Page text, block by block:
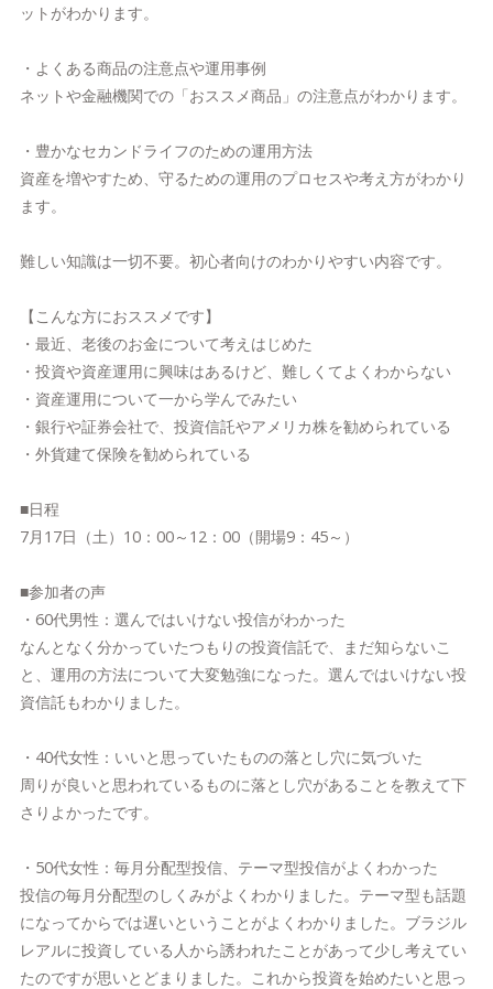
ットがわかります。
・よくある商品の注意点や運用事例
ネットや金融機関での「おススメ商品」の注意点がわかります。
・豊かなセカンドライフのための運用方法
資産を増やすため、守るための運用のプロセスや考え方がわかり
ます。
難しい知識は一切不要。初心者向けのわかりやすい内容です。
【こんな方におススメです】
・最近、老後のお金について考えはじめた
・投資や資産運用に興味はあるけど、難しくてよくわからない
・資産運用について一から学んでみたい
・銀行や証券会社で、投資信託やアメリカ株を勧められている
・外貨建て保険を勧められている
■日程
7月17日（土）10：00～12：00（開場9：45～）
■参加者の声
・60代男性：選んではいけない投信がわかった
なんとなく分かっていたつもりの投資信託で、まだ知らないこ
と、運用の方法について大変勉強になった。選んではいけない投
資信託もわかりました。
・40代女性：いいと思っていたものの落とし穴に気づいた
周りが良いと思われているものに落とし穴があることを教えて下
さりよかったです。
・50代女性：毎月分配型投信、テーマ型投信がよくわかった
投信の毎月分配型のしくみがよくわかりました。テーマ型も話題
になってからでは遅いということがよくわかりました。ブラジル
レアルに投資している人から誘われたことがあって少し考えてい
たのですが思いとどまりました。これから投資を始めたいと思っ